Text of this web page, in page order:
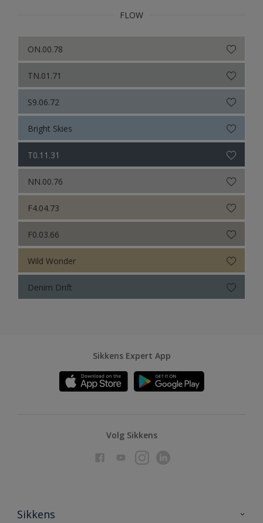
FLOW
ON.00.78
TN.01.71
S9.06.72
Bright Skies
T0.11.31
NN.00.76
F4.04.73
F0.03.66
Wild Wonder
Denim Drift
Sikkens Expert App
Volg Sikkens
Sikkens